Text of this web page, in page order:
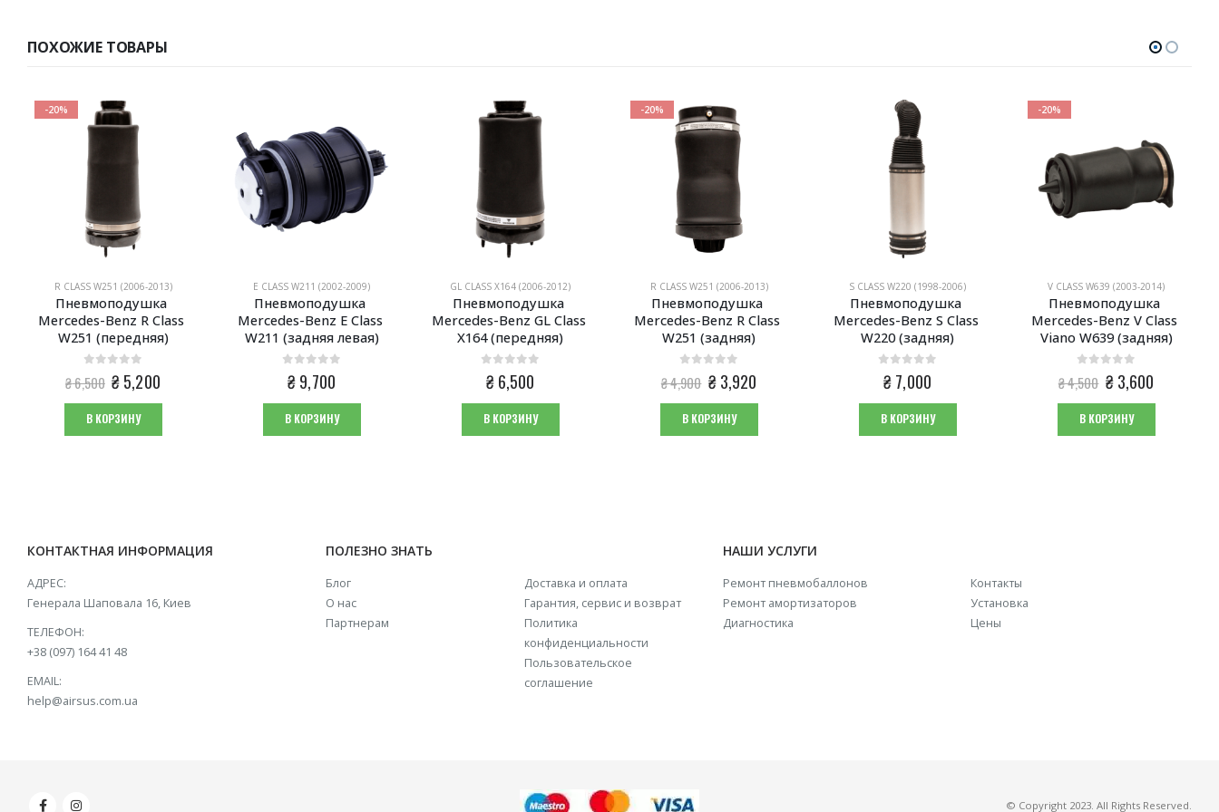
ПОХОЖИЕ ТОВАРЫ
-20%
R CLASS W251 (2006-2013)
Пневмоподушка
Mercedes-Benz R Class
W251 (передняя)
из 5
₴6,500 Первоначальная
цена
составляла
₴ 6,500.
₴5,200Текущая
В КОРЗИНУ
E CLASS W211 (2002-2009)
Пневмоподушка
Mercedes-Benz E Class
W211 (задняя левая)
0из 5
₴9,700
В КОРЗИНУ
GL CLASS X164 (2006-2012)
Пневмоподушка
Mercedes-Benz GL Class
X164 (передняя)
0из 5
₴6,500
В КОРЗИНУ
-20%
R CLASS W251 (2006-2013)
Пневмоподушка
Mercedes-Benz R Class
W251 (задняя)
из 5
₴4,900 Первоначальная
цена
составляла
₴ 4,900.
₴3,920
В КОРЗИНУ
S CLASS W220 (1998-2006)
Пневмоподушка
Mercedes-Benz S Class
W220 (задняя)
0из 5
₴7,000
В КОРЗИНУ
-20%
V CLASS W639 (2003-2014)
Пневмоподушка
Mercedes-Benz V Class
Viano W639 (задняя)
из 5
₴4,500 Первоначальная
цена
составляла
₴ 4,500.
₴3,600
В КОРЗИНУ
КОНТАКТНАЯ ИНФОРМАЦИЯ
АДРЕС:
Генерала Шаповала 16, Киев
ТЕЛЕФОН:
+38 (097) 164 41 48
EMAIL:
help@airsus.com.ua
ПОЛЕЗНО ЗНАТЬ
Блог
О нас
Партнерам
Доставка и оплата
Гарантия, сервис и возврат
Политика
конфиденциальности
Пользовательское
соглашение
НАШИ УСЛУГИ
Ремонт пневмобаллонов
Ремонт амортизаторов
Диагностика
Контакты
Установка
Цены
© Copyright 2023. All Rights Reserved.